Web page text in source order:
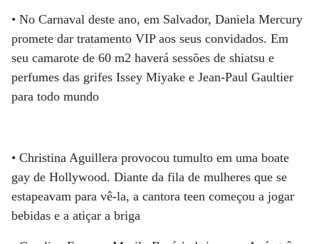
• No Carnaval deste ano, em Salvador, Daniela Mercury
promete dar tratamento VIP aos seus convidados. Em
seu camarote de 60 m2 haverá sessões de shiatsu e
perfumes das grifes Issey Miyake e Jean-Paul Gaultier
para todo mundo
• Christina Aguillera provocou tumulto em uma boate
gay de Hollywood. Diante da fila de mulheres que se
estapeavam para vê-la, a cantora teen começou a jogar
bebidas e a atiçar a briga